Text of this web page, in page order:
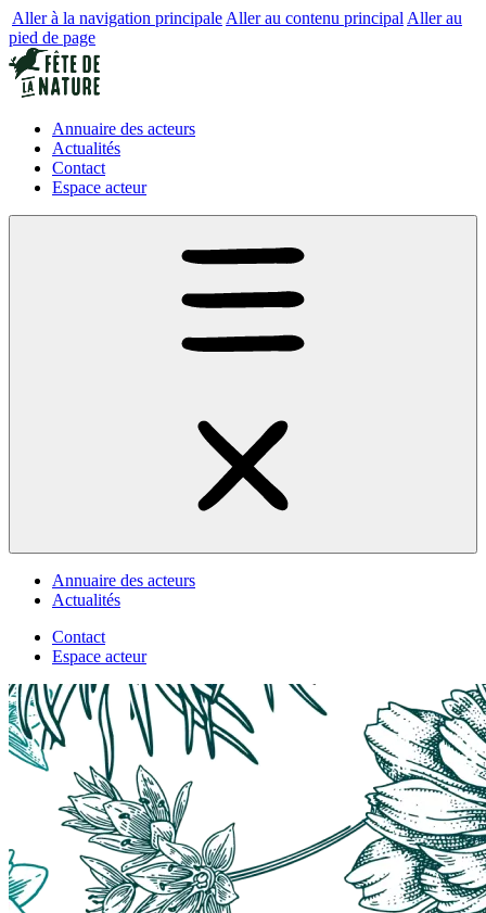
Aller à la navigation principale Aller au contenu principal Aller au
pied de page
Annuaire des acteurs
Actualités
Contact
Espace acteur
Annuaire des acteurs
Actualités
Contact
Espace acteur